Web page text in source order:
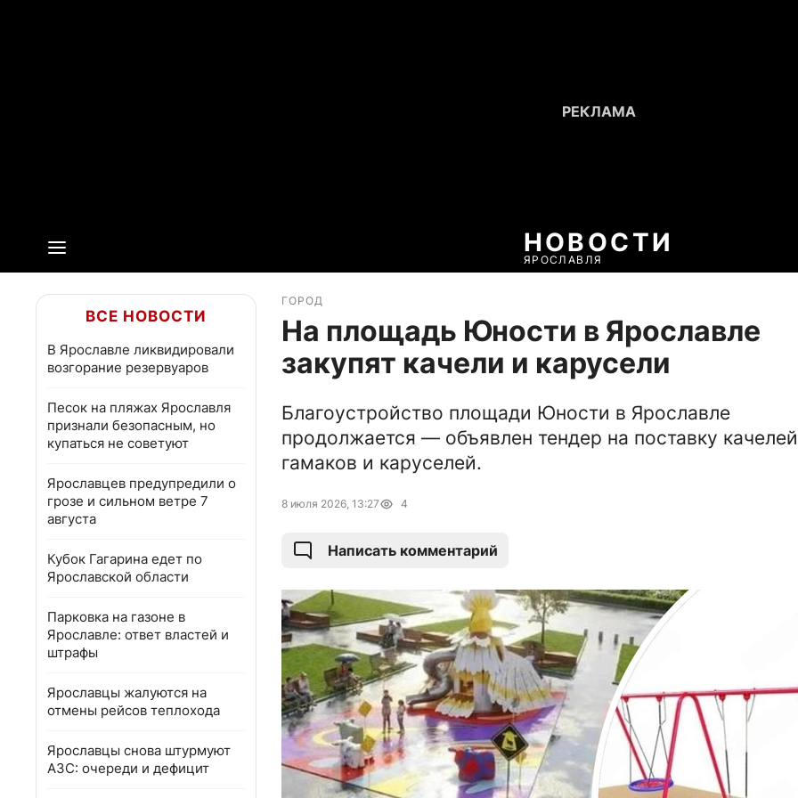
НОВОСТИ
ЯРОСЛАВЛЯ
ВСЕ НОВОСТИ
В Ярославле ликвидировали
возгорание резервуаров
Песок на пляжах Ярославля
признали безопасным, но
купаться не советуют
Ярославцев предупредили о
грозе и сильном ветре 7
августа
Кубок Гагарина едет по
Ярославской области
Парковка на газоне в
Ярославле: ответ властей и
штрафы
Ярославцы жалуются на
отмены рейсов теплохода
Ярославцы снова штурмуют
АЗС: очереди и дефицит
ГОРОД
На площадь Юности в Ярославле
закупят качели и карусели
Благоустройство площади Юности в Ярославле
продолжается — объявлен тендер на поставку
гамаков и каруселей.
8 июля 2026, 13:27 4
Написать комментарий